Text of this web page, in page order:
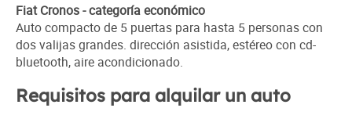
Fiat Cronos - categoría económico
Auto compacto de 5 puertas para hasta 5 personas con
dos valijas grandes. dirección asistida, estéreo con cd-
bluetooth, aire acondicionado.
Requisitos para alquilar un auto